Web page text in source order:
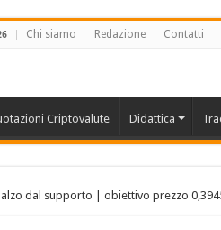
Chi siamo Redazione Contatti
Criptovalute Didattica
dal supporto | obiettivo prezzo